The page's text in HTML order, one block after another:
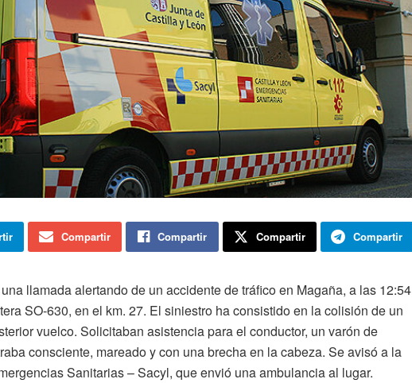
Compartir Compartir Compartir Compartir
llamada alertando de un accidente de tráfico en Magaña, a las 12:54
SO-630, en el km. 27. El siniestro ha consistido en la colisión de un
vuelco. Solicitaban asistencia para el conductor, un varón de
consciente, mareado y con una brecha en la cabeza. Se avisó a la
Sanitarias – Sacyl, que envió una ambulancia al lugar.